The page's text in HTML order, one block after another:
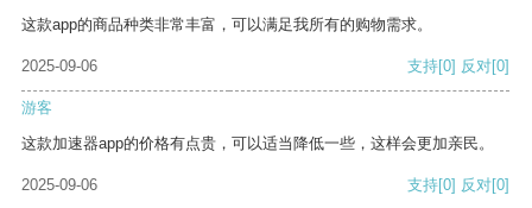
这款app的商品种类非常丰富，可以满足我所有的购物需求。
2025-09-06 支持[0] 反对[0]
游客
这款加速器app的价格有点贵，可以适当降低一些，这样会更加亲民。
2025-09-06 支持[0] 反对[0]